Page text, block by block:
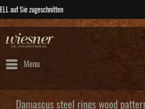
Menu
Damascus steel rings wood